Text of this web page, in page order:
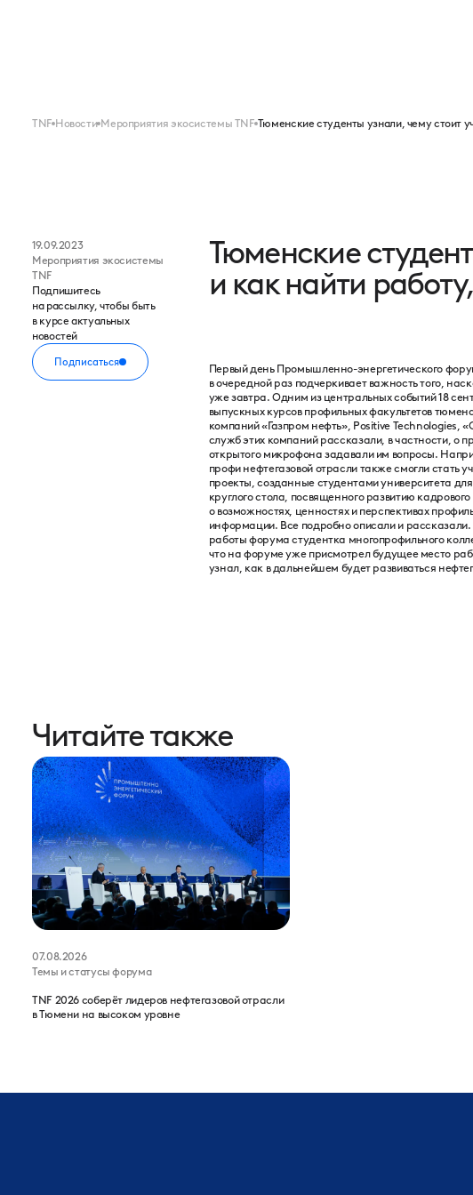
TNF Новости Мероприятия экосистемы TNF Тюменские студенты узнали, чему стоит
19.09.2023
Мероприятия экосистемы
TNF
Подпишитесь
на рассылку, чтобы быть
в курсе актуальных
новостей
Подписаться
Тюменские
и как найти
Первый день Промышленно-энергетического
в очередной раз подчеркивает важность того,
уже завтра. Одним из центральных событий 18
выпускных курсов профильных факультетов
компаний «Газпром нефть», Positive Technologies,
служб этих компаний рассказали, в частности, о
открытого микрофона задавали им вопросы.
профи нефтегазовой отрасли также смогли
проекты, созданные студентами университета
круглого стола, посвященного развитию
о возможностях, ценностях и перспективах
информации. Все подробно описали и
работы форума студентка многопрофильного
что на форуме уже присмотрел будущее место
узнал, как в дальнейшем будет развиваться
Читайте также
07.08.2026
Темы и статусы форума
TNF 2026 соберёт лидеров нефтегазовой отрасли
в Тюмени на высоком уровне